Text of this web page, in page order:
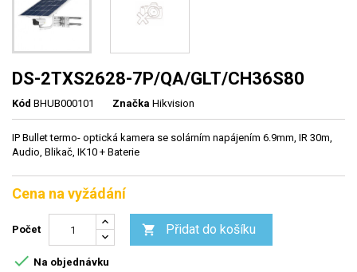
DS-2TXS2628-7P/QA/GLT/CH36S80
Kód BHUB000101 Značka Hikvision
IP Bullet termo- optická kamera se solárním napájením 6.9mm, IR 30m,
Audio, Blikač, IK10 + Baterie
Cena na vyžádání
Počet  Přidat do košíku
 Na objednávku